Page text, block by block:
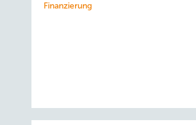
Finanzierung